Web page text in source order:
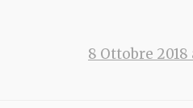
8 Ottobre 2018